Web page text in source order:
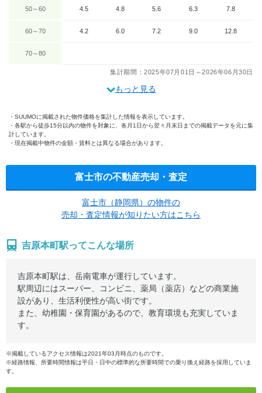
50～60 4.5 4.8 5.6 6.3 7.8
60～70 4.2 6.0 7.2 9.0 12.8
70～80
集計期間：2025年07月01日～2026年06月30日
もっと見る
SUUMOに掲載された物件価格を集計した情報を表示しています。
各駅から徒歩15分以内の物件を対象に、各月1日から翌々月末日までの掲載データを元に集
計しています。
現在掲載中物件の金額・賃料とは異なる場合があります。
富士市の不動産売却・査定
富士市（静岡県）の物件の
売却・査定情報が知りたい方はこちら
吉原本町駅ってこんな場所
吉原本町駅は、岳南電車が運行しています。
駅周辺にはスーパー、コンビニ、薬局（薬店）などの商業施
設があり、生活利便性が高い街です。
また、幼稚園・保育園があるので、教育環境も充実していま
す。
※掲載しているアクセス情報は2021年03月時点のものです。
※経路情報、所要時間情報は平日・日中の標準的な所要時間での乗り換え経路を採用していま
す。